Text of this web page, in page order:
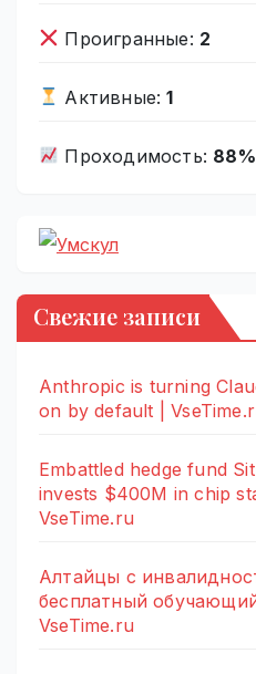
Проигранные: 2
Активные:1
Проходимость: 88%
Свежие записи
Anthropic is turning
on by default |
Embattled hedge fund
invests $400M in chip
VseTime.ru
Алтайцы с
бесплатный
VseTime.ru